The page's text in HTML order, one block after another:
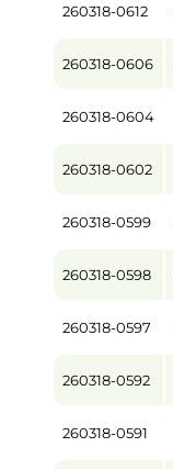
260318-0612
260318-0606
260318-0604
260318-0602
260318-0599
260318-0598
260318-0597
260318-0592
260318-0591